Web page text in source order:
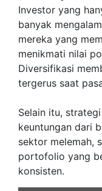
Investor yang
banyak
mereka yang
menikmati nilai
Diversifikasi
tergerus saat
Selain itu,
keuntungan dari
sektor melemah,
portofolio yang
konsisten.